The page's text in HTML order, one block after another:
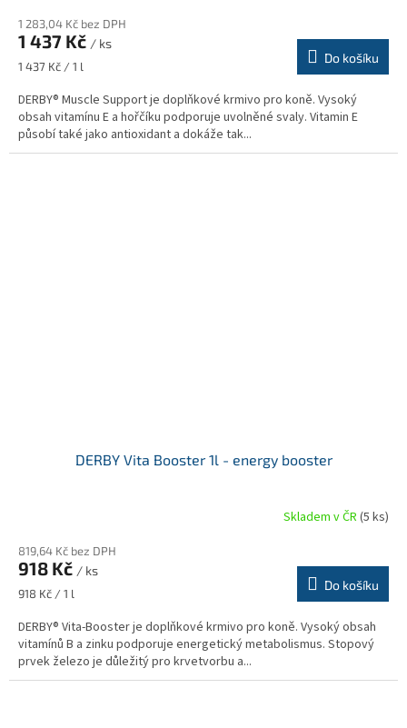
1 283,04 Kč bez DPH
1 437 Kč / ks
Měrná
1 437 Kč / 1 l
Do košíku
DERBY® Muscle Support je doplňkové krmivo pro koně. Vysoký
obsah vitamínu E a hořčíku podporuje uvolněné svaly. Vitamin E
působí také jako antioxidant a dokáže tak...
DERBY Vita Booster 1l - energy booster
Skladem v ČR (5 ks)
819,64 Kč bez DPH
918 Kč / ks
Měrná
918 Kč / 1 l
Do košíku
DERBY® Vita-Booster je doplňkové krmivo pro koně. Vysoký obsah
vitamínů B a zinku podporuje energetický metabolismus. Stopový
prvek železo je důležitý pro krvetvorbu a...